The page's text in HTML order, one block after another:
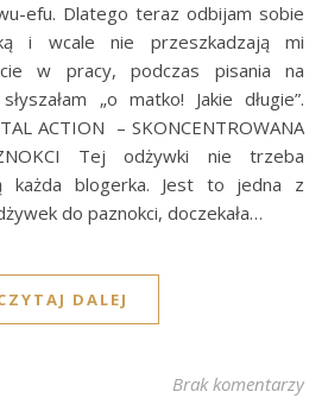
efu. Dlatego teraz odbijam sobie
i wcale nie przeszkadzają mi
w pracy, podczas pisania na
„o matko! Jakie długie”.
ACTION – SKONCENTROWANA
Tej odżywki nie trzeba
każda blogerka. Jest to jedna z
do paznokci, doczekała…
DALEJ
Brak komentarzy